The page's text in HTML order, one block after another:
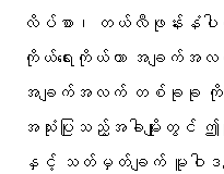
လိပ်စာ၊ တယ်လီဖုန်းနံပါတ်
ကိုယ်ရေးကိုယ်တာ အချက်အလ
အချက်အလက် တစ်ခုခု ကို
အသုံးပြုသည့်အခါမျိုးတွင်
နှင့် သတ်မှတ်ချက် မူဝါဒမ